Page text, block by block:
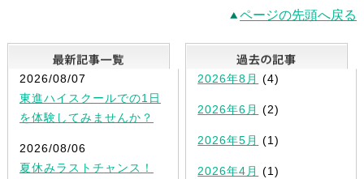
ページの先頭へ戻る
最新記事一覧
2026/08/07
東進ハイスクールでの1日
を体験してみませんか？
2026/08/06
夏休みラストチャンス！
2026年8月 (4)
2026年6月 (2)
2026年5月 (1)
2026年4月 (1)